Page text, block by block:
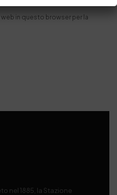
in questo browser per la
nel 1885, la Stazione